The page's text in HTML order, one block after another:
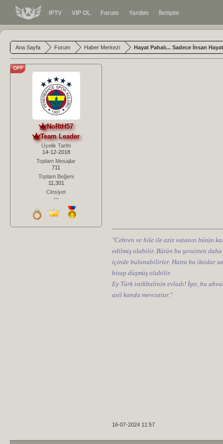
IPTV VIP OL Forum Yardım İletişim
Ana Sayfa Forum Haber Merkezi Hayat Pahalı... Sadece İnsan
NoRtH57
Team Leader
Üyelik Tarihi
14-12-2018
Toplam Mesajlar
711
Toplam Beğeni
11,301
Cinsiyet
---
"Cebren ve hile ile aziz vatanın bütün
edilmiş olabilir. Bütün bu şeraitten
içinde bulunabilirler. Hatta bu iktidar
bitap düşmüş olabilir.
Ey Türk istikbalinin evladı! İşte, bu
asil kanda mevcuttur."
16-07-2024 11:57